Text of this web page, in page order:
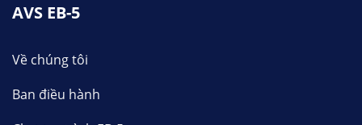
AVS EB-5
Về chúng tôi
Ban điều hành